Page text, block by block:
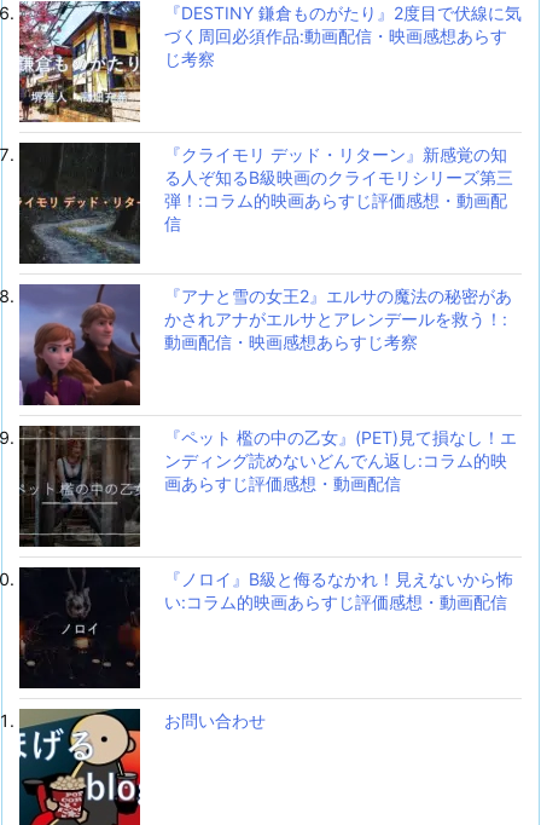
『DESTINY 鎌倉ものがたり』2度目で伏線に気
づく周回必須作品:動画配信・映画感想あらす
じ考察
『クライモリ デッド・リターン』新感覚の知
る人ぞ知るB級映画のクライモリシリーズ第三
弾！:コラム的映画あらすじ評価感想・動画配
信
『アナと雪の女王2』エルサの魔法の秘密があ
かされアナがエルサとアレンデールを救う！:
動画配信・映画感想あらすじ考察
『ペット 檻の中の乙女』(PET)見て損なし！エ
ンディング読めないどんでん返し:コラム的映
画あらすじ評価感想・動画配信
『ノロイ』B級と侮るなかれ！見えないから怖
い:コラム的映画あらすじ評価感想・動画配信
お問い合わせ